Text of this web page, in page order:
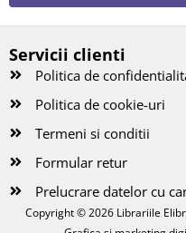
Servicii clienti
Politica de
Politica de cookie-uri
Termeni si conditii
Formular retur
Prelucrare datelor cu
Copyright © 2026 Librariile